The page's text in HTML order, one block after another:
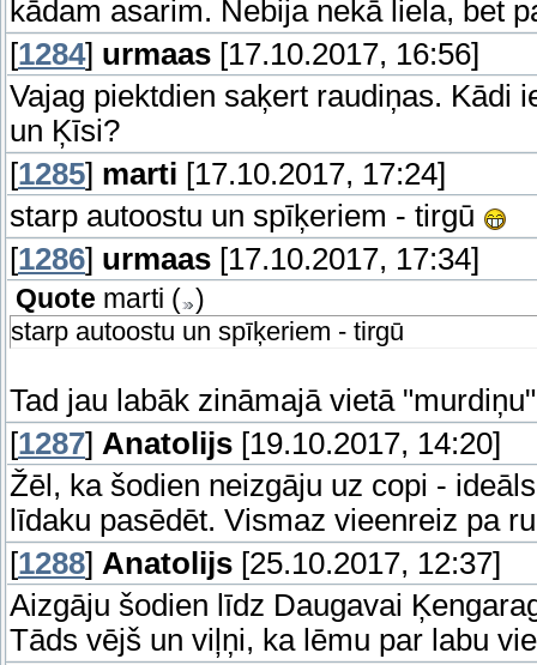
kādam asarim. Nebija nekā liela, bet
[1284] urmaas [17.10.2017, 16:56]
Vajag piektdien saķert raudiņas. Kādi
un Ķīsi?
[1285] marti [17.10.2017, 17:24]
starp autoostu un spīķeriem - tirgū
[1286] urmaas [17.10.2017, 17:34]
Quote marti ( )
starp autoostu un spīķeriem - tirgū
Tad jau labāk zināmajā vietā
[1287] Anatolijs [19.10.2017, 14:20]
Žēl, ka šodien neizgāju uz copi -
līdaku pasēdēt. Vismaz vieenreiz pa
[1288] Anatolijs [25.10.2017, 12:37]
Aizgāju šodien līdz Daugavai
Tāds vējš un viļņi, ka lēmu par labu